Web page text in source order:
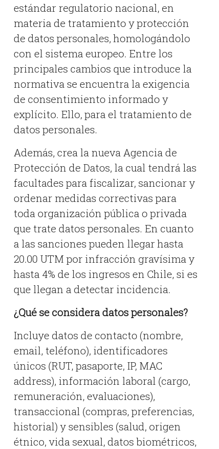
estándar regulatorio nacional, en
materia de tratamiento y protección
de datos personales, homologándolo
con el sistema europeo. Entre los
principales cambios que introduce la
normativa se encuentra la exigencia
de consentimiento informado y
explícito. Ello, para el tratamiento de
datos personales.
Además, crea la nueva Agencia de
Protección de Datos, la cual tendrá las
facultades para fiscalizar, sancionar y
ordenar medidas correctivas para
toda organización pública o privada
que trate datos personales. En cuanto
a las sanciones pueden llegar hasta
20.00 UTM por infracción gravísima y
hasta 4% de los ingresos en Chile, si es
que llegan a detectar incidencia.
¿Qué se considera datos personales?
Incluye datos de contacto (nombre,
email, teléfono), identificadores
únicos (RUT, pasaporte, IP, MAC
address), información laboral (cargo,
remuneración, evaluaciones),
transaccional (compras, preferencias,
historial) y sensibles (salud, origen
étnico, vida sexual, datos biométricos,